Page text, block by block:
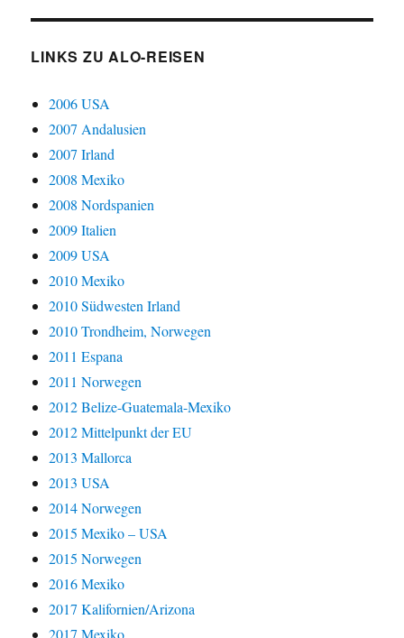
LINKS ZU ALO-REISEN
2006 USA
2007 Andalusien
2007 Irland
2008 Mexiko
2008 Nordspanien
2009 Italien
2009 USA
2010 Mexiko
2010 Südwesten Irland
2010 Trondheim, Norwegen
2011 Espana
2011 Norwegen
2012 Belize-Guatemala-Mexiko
2012 Mittelpunkt der EU
2013 Mallorca
2013 USA
2014 Norwegen
2015 Mexiko – USA
2015 Norwegen
2016 Mexiko
2017 Kalifornien/Arizona
2017 Mexiko